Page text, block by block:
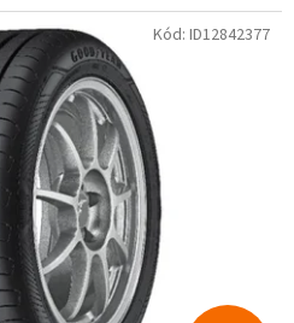
Kód: ID12842377